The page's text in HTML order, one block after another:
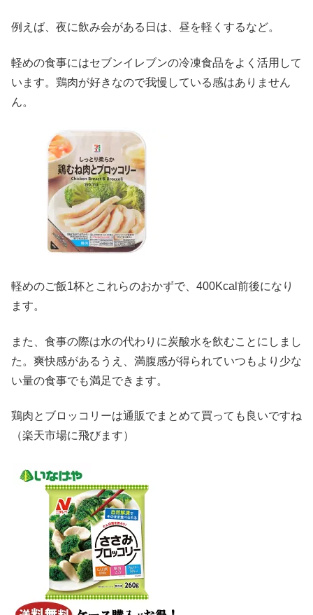
例えば、夜に飲み会がある日は、昼を軽くするなど。
軽めの食事にはセブンイレブンの冷凍食品をよく活用して
います。鶏肉が好きなので我慢している感はありません
ん。
軽めのご飯1杯とこれらのおかずで、400Kcal前後になり
ます。
また、食事の際は水の代わりに炭酸水を飲むことにしまし
た。爽快感があるうえ、満腹感が得られていつもより少な
い量の食事でも満足できます。
鶏肉とブロッコリーは通販でまとめて買っても良いですね
（楽天市場に飛びます）